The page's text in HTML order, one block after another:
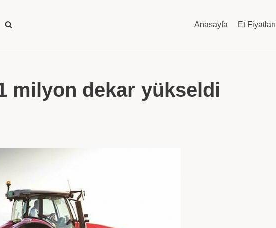
Anasayfa Et Fiyatları
milyon dekar yükseldi